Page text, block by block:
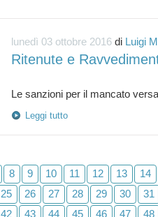
lunedì 03 ottobre 2016di Luigi
Ritenute e
Leggi tutto
8 9 10 11 12 13 14
25 26 27 28 29 30 31
42 43 44 45 46 47 48